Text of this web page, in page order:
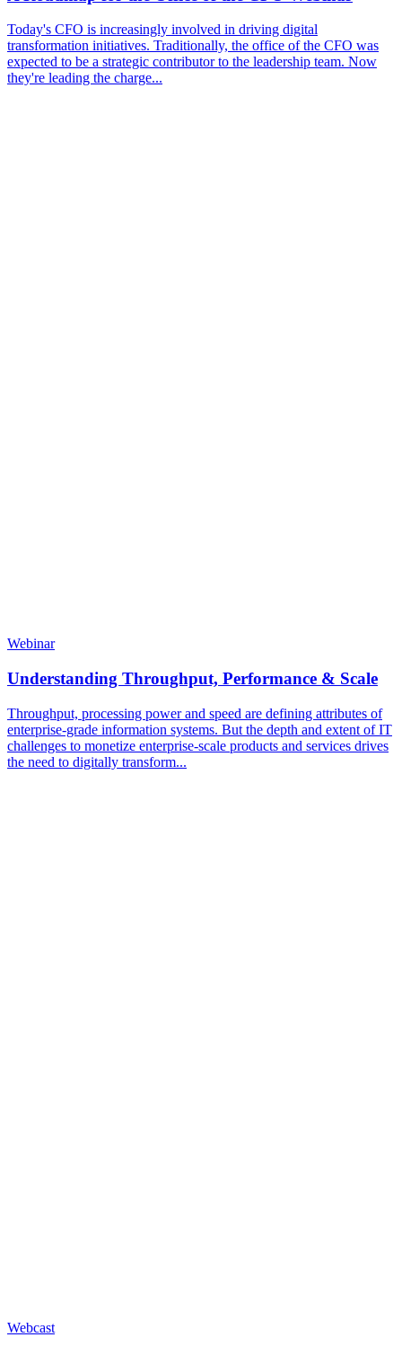
Today's CFO is increasingly involved in driving digital
transformation initiatives. Traditionally, the office of the CFO was
expected to be a strategic contributor to the leadership team. Now
they're leading the charge...
Webinar
Understanding Throughput, Performance & Scale
Throughput, processing power and speed are defining attributes of
enterprise-grade information systems. But the depth and extent of IT
challenges to monetize enterprise-scale products and services drives
the need to digitally transform...
Webcast